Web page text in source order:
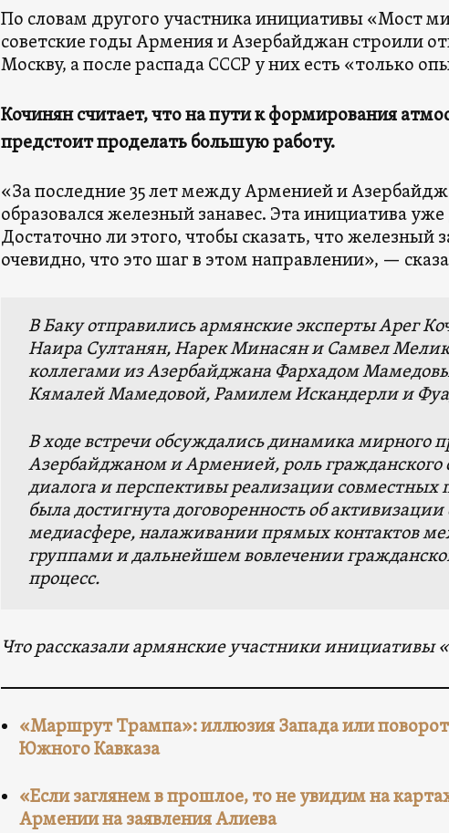
По словам другого участника инициативы «Мост
советские годы Армения и Азербайджан строили
Москву, а после распада СССР у них есть «только
Кочинян считает, что на пути к формирования
предстоит проделать большую работу.
«За последние 35 лет между Арменией и
образовался железный занавес. Эта инициатива
Достаточно ли этого, чтобы сказать, что железный
очевидно, что это шаг в этом направлении», —
В Баку отправились армянские эксперты Арег
Наира Султанян, Нарек Минасян и Самвел
коллегами из Азербайджана Фархадом
Кямалей Мамедовой, Рамилем Искандерли и
В ходе встречи обсуждались динамика мирного
Азербайджаном и Арменией, роль
диалога и перспективы реализации совместных
была достигнута договоренность об
медиасфере, налаживании прямых контактов
группами и дальнейшем вовлечении
процесс.
Что рассказали армянские участники инициативы
«Маршрут Трампа»: иллюзия Запада или
Южного Кавказа
«Если заглянем в прошлое, то не увидим на
Армении на заявления Алиева